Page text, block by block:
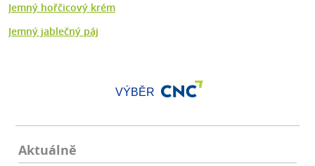
Jemný hořčicový krém
Jemný jablečný páj
VÝBĚR
Aktuálně